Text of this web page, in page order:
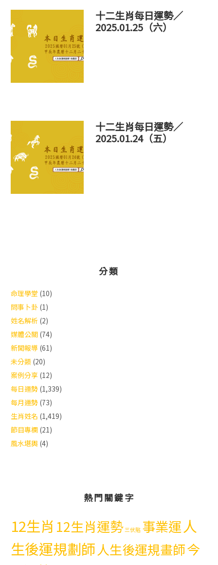
十二生肖每日運勢／
2025.01.25（六）
十二生肖每日運勢／
2025.01.24（五）
分類
命理學堂 (10)
問事卜卦 (1)
姓名解析 (2)
媒體公關 (74)
新聞報導 (61)
未分類 (20)
案例分享 (12)
每日運勢 (1,339)
每月運勢 (73)
生肖姓名 (1,419)
節目專欄 (21)
風水堪輿 (4)
熱門關鍵字
12生肖 12生肖運勢 三伏貼 事業運人
生後運規劃師人生後運規畫師今